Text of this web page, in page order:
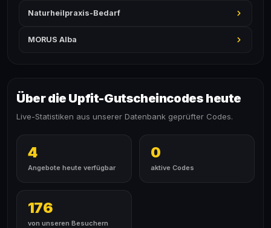
Naturheilpraxis-Bedarf
MORUS Alba
Über die Upfit-Gutscheincodes heute
Live-Statistiken aus unserer Datenbank geprüfter Codes.
4
Angebote heute verfügbar
0
aktive Codes
176
von unseren Besuchern